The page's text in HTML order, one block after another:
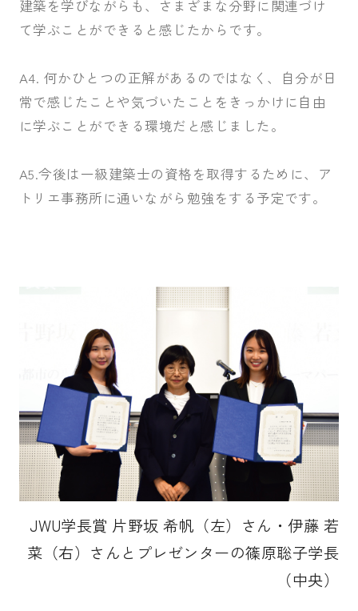
建築を学びながらも、さまざまな分野に関連づけ
て学ぶことができると感じたからです。
A4. 何かひとつの正解があるのではなく、自分が日
常で感じたことや気づいたことをきっかけに自由
に学ぶことができる環境だと感じました。
A5.今後は一級建築士の資格を取得するために、ア
トリエ事務所に通いながら勉強をする予定です。
JWU学長賞 片野坂 希帆（左）さん・伊藤 若
菜（右）さんとプレゼンターの篠原聡子学長
（中央）